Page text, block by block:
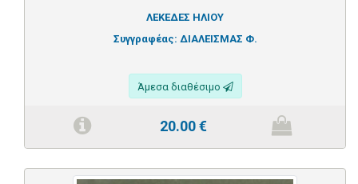
ΛΕΚΕΔΕΣ ΗΛΙΟΥ
Συγγραφέας: ΔΙΑΛΕΙΣΜΑΣ Φ.
Άμεσα διαθέσιμο
20.00€